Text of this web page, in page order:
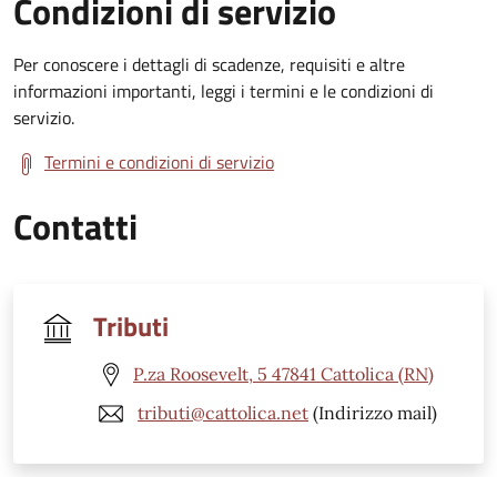
Per conoscere i dettagli di scadenze, requisiti e altre
informazioni importanti, leggi i termini e le condizioni di
servizio.
Termini e condizioni di servizio
Contatti
Tributi
P.za Roosevelt, 5 47841 Cattolica (RN)
tributi@cattolica.net (Indirizzo mail)